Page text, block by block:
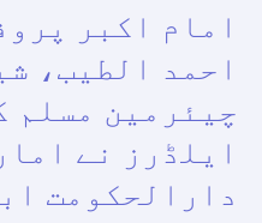
امام اکبر
احمد الطیب،
چیئرمین مسلم
ایلڈرز نے
دارالحکومت
امام
پروفیسر
ڈاکٹر
احمد
شیخ